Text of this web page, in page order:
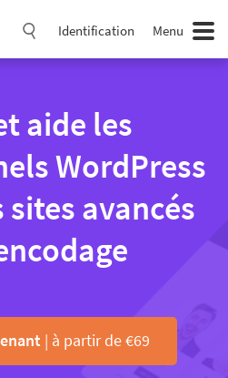
Identification Menu
aide les
WordPress
sites avancés
| à partir de €69